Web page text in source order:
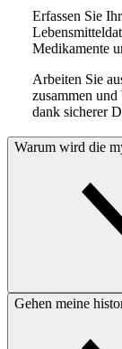
Erfassen Sie
Medikamente
Arbeiten Sie
zusammen
dank sicherer
Warum wird die
Gehen meine